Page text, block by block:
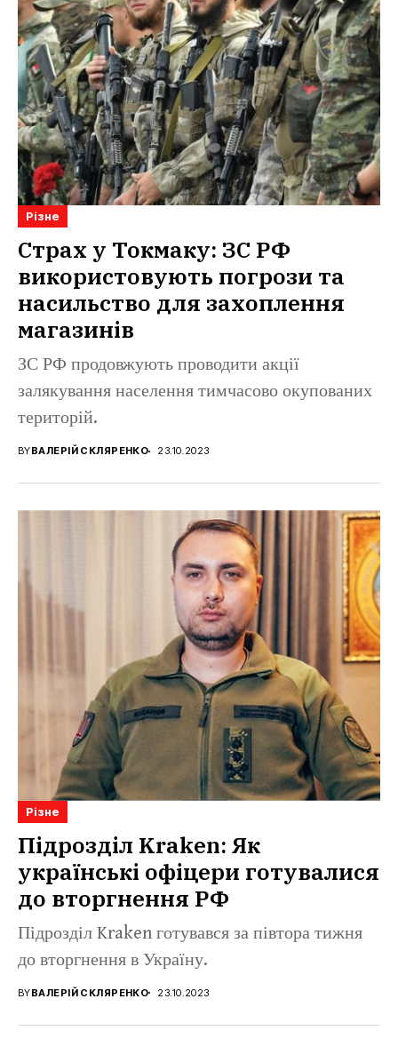
Різне
Страх у Токмаку: ЗС РФ
використовують погрози та
насильство для захоплення
магазинів
ЗС РФ продовжують проводити акції
залякування населення тимчасово окупованих
територій.
BYВАЛЕРІЙ СКЛЯРЕНКО 23.10.2023
Різне
Підрозділ Kraken: Як
українські офіцери готувалися
до вторгнення РФ
Підрозділ Kraken готувався за півтора тижня
до вторгнення в Україну.
BYВАЛЕРІЙ СКЛЯРЕНКО 23.10.2023